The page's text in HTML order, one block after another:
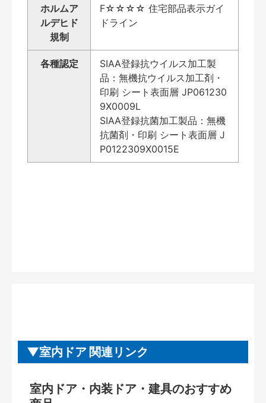
ホルムア
ルデヒド
規制
F☆☆☆☆ 住宅部品表示ガイ
ドライン
各種認定
SIAA登録抗ウイルス加工製
品：無機抗ウイルス加工剤・
印刷 シート表面層 JP061230
9X0009L
SIAA登録抗菌加工製品：無機
抗菌剤・印刷 シート表面層 J
P0122309X0015E
室内ドア 関連リンク
室内ドア・内装ドア・建具のおすすめ